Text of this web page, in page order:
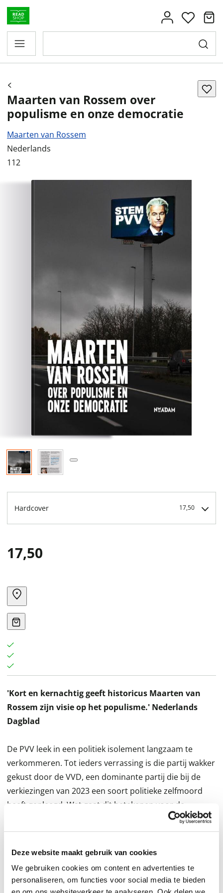
Deze website maakt gebruik van cookies
We gebruiken cookies om content en advertenties te
personaliseren, om functies voor social media te bieden
Maarten van Rossem over
populisme en onze democratie
Maarten van Rossem
Nederlands
112
Hardcover 17,50
17,50
'Kort en kernachtig geeft historicus Maarten van
Rossem zijn visie op het populisme.' Nederlands
Dagblad
De PVV leek in een politiek isolement langzaam te
verkommeren. Tot ieders verrassing is die partij wakker
gekust door de VVD, een dominante partij die bij de
verkiezingen van 2023 een soort politieke zelfmoord
heeft gepleegd. Wat gaat dit betekenen voor de
In deze geactualiseerde uitgave van de bestseller
Pim Fortuyn, Rita Verdonk en Thierry Baudet tot
Caroline van der Plas, Pieter Omtzigt en Geert Wilders.